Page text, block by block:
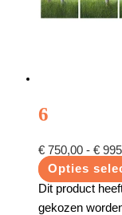
6
€ 750,00 - €
Opties
Dit product
gekozen